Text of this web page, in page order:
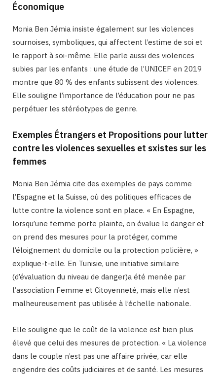
Économique
Monia Ben Jémia insiste également sur les violences
sournoises, symboliques, qui affectent l’estime de soi et
le rapport à soi-même. Elle parle aussi des violences
subies par les enfants : une étude de l’UNICEF en 2019
montre que 80 % des enfants subissent des violences.
Elle souligne l’importance de l’éducation pour ne pas
perpétuer les stéréotypes de genre.
Exemples Étrangers et Propositions pour lutter
contre les violences sexuelles et sxistes sur les
femmes
Monia Ben Jémia cite des exemples de pays comme
l’Espagne et la Suisse, où des politiques efficaces de
lutte contre la violence sont en place. « En Espagne,
lorsqu’une femme porte plainte, on évalue le danger et
on prend des mesures pour la protéger, comme
l’éloignement du domicile ou la protection policière, »
explique-t-elle. En Tunisie, une initiative similaire
(d’évaluation du niveau de danger)a été menée par
l’association Femme et Citoyenneté, mais elle n’est
malheureusement pas utilisée à l’échelle nationale.
Elle souligne que le coût de la violence est bien plus
élevé que celui des mesures de protection. « La violence
dans le couple n’est pas une affaire privée, car elle
engendre des coûts judiciaires et de santé. Les mesures